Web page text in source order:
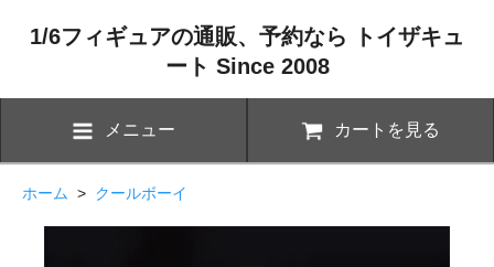
1/6フィギュアの通販、予約なら トイザキュ
ート Since 2008
メニュー カートを見る
ホーム > クールボーイ